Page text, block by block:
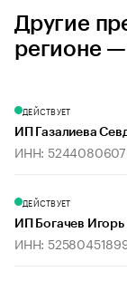
Другие
регионе
ДЕЙСТВУЕТ
ИП Газалиева
ИНН:
ДЕЙСТВУЕТ
ИП Богачев
ИНН: